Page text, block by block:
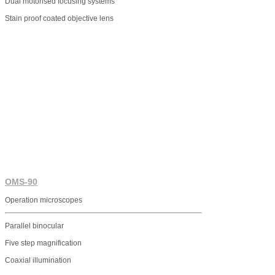
Stain proof coated objective lens
OMS-90
Operation microscopes
Parallel binocular
Five step magnification
Coaxial illumination